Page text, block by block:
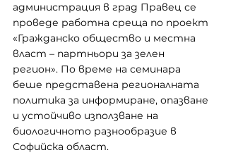
администрация в град Правец се
проведе работна среща по проект
«Гражданско общество и местна
власт – партньори за зелен
регион». По време на семинара
беше представена регионалната
политика за информиране, опазване
и устойчиво използване на
биологичното разнообразие в
Софийска област.